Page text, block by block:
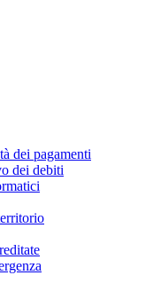
dei pagamenti
dei debiti